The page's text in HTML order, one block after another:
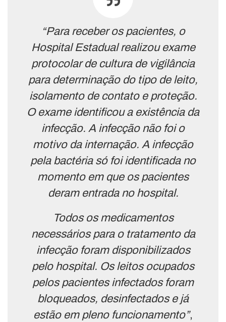
“Para receber os pacientes, o
Hospital Estadual realizou exame
protocolar de cultura de vigilância
para determinação do tipo de leito,
isolamento de contato e proteção.
O exame identificou a existência da
infecção. A infecção não foi o
motivo da internação. A infecção
pela bactéria só foi identificada no
momento em que os pacientes
deram entrada no hospital.
Todos os medicamentos
necessários para o tratamento da
infecção foram disponibilizados
pelo hospital. Os leitos ocupados
pelos pacientes infectados foram
bloqueados, desinfectados e já
estão em pleno funcionamento”,